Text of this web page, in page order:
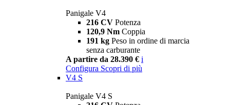
Panigale V4
216 CV Potenza
120,9 Nm Coppia
191 kg Peso in ordine di marcia
senza carburante
A partire da 28.390 € i
Configura Scopri di più
V4 S
Panigale V4 S